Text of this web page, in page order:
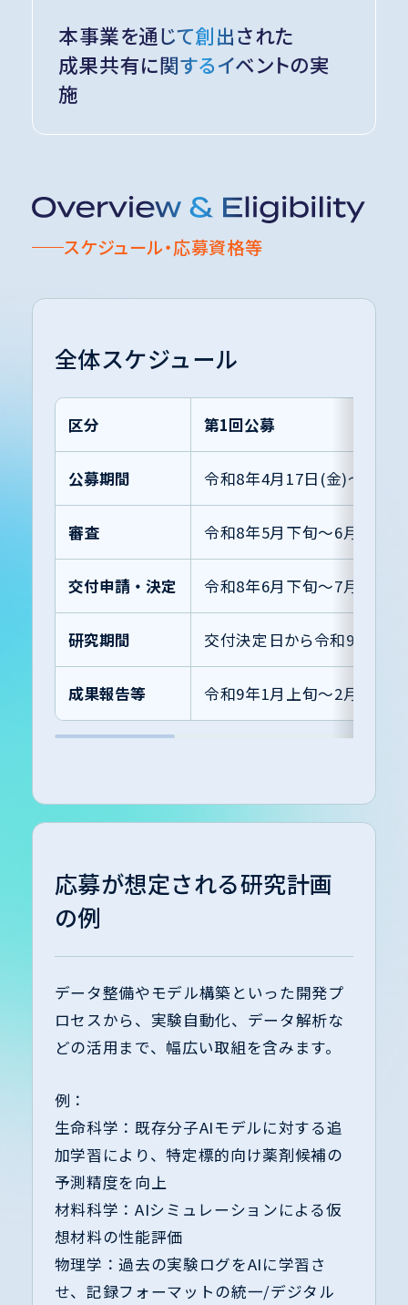
本事業を通じて創出された
成果共有に関するイベントの実
施
スケジュール・応募資格等
全体スケジュール
区分 第1回公募
公募期間 令和8年4月17日(金)〜5月
審査 令和8年5月下旬〜6月中旬
交付申請・決定 令和8年6月下旬〜7月中旬
研究期間 交付決定日から令和9年1月
成果報告等 令和9年1月上旬〜2月上旬
応募が想定される研究計画
の例
データ整備やモデル構築といった開発プ
ロセスから、実験自動化、データ解析な
どの活用まで、幅広い取組を含みます。
例：
生命科学：既存分子AIモデルに対する追
加学習により、特定標的向け薬剤候補の
予測精度を向上
材料科学：AIシミュレーションによる仮
想材料の性能評価
物理学：過去の実験ログをAIに学習さ
せ、記録フォーマットの統一/デジタル